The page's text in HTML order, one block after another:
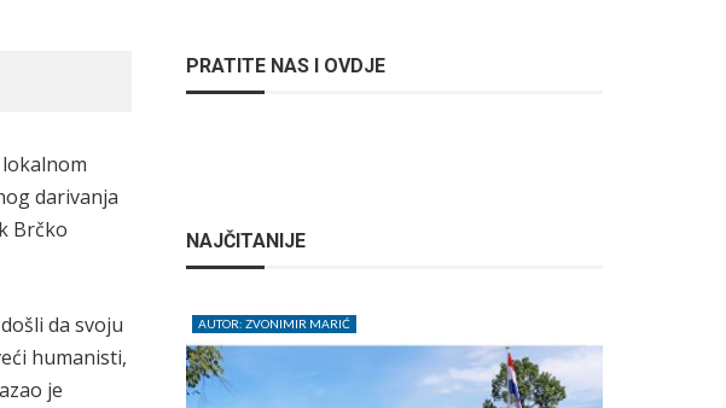
darivanja
Brčko
da svoju
humanisti,
je
PRATITE NAS I OVDJE
NAJČITANIJE
AUTOR: ZVONIMIR MARIĆ